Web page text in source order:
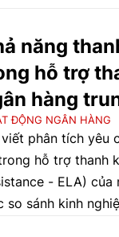
năng
hỗ trợ
hàng
ĐỘNG NGÂN HÀNG
viết phân tích yêu
hỗ trợ thanh
- ELA)
so sánh kinh